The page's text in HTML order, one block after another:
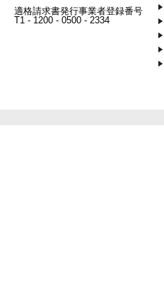
適格請求書発行事業者登録番号
T1 - 1200 - 0500 - 2334